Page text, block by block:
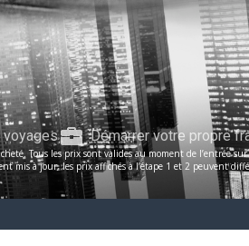
voyages Démarrer votre propre
Tous les prix sont valides au moment de l’entrée sur
mis à jour, les prix affichés à l’étape 1 et 2 peuvent